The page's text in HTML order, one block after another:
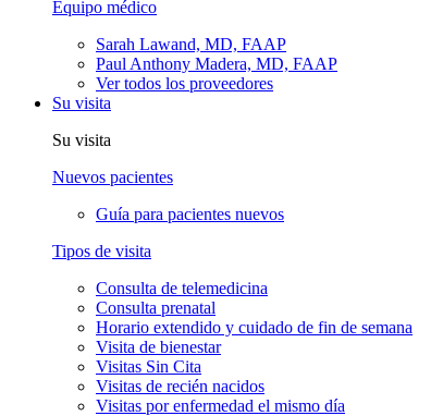
Equipo médico
Sarah Lawand, MD, FAAP
Paul Anthony Madera, MD, FAAP
Ver todos los proveedores
Su visita
Su visita
Nuevos pacientes
Guía para pacientes nuevos
Tipos de visita
Consulta de telemedicina
Consulta prenatal
Horario extendido y cuidado de fin de semana
Visita de bienestar
Visitas Sin Cita
Visitas de recién nacidos
Visitas por enfermedad el mismo día